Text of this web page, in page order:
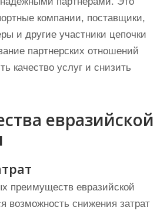
компании, поставщики,
и другие участники цепочки
партнерских отношений
качество услуг и снизить
евразийской
преимуществ евразийской
возможность снижения затрат